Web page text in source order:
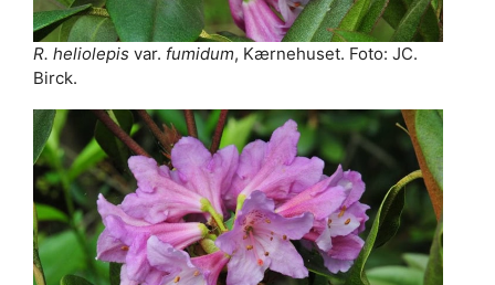
R. heliolepis var. fumidum, Kærnehuset. Foto: JC.
Birck.